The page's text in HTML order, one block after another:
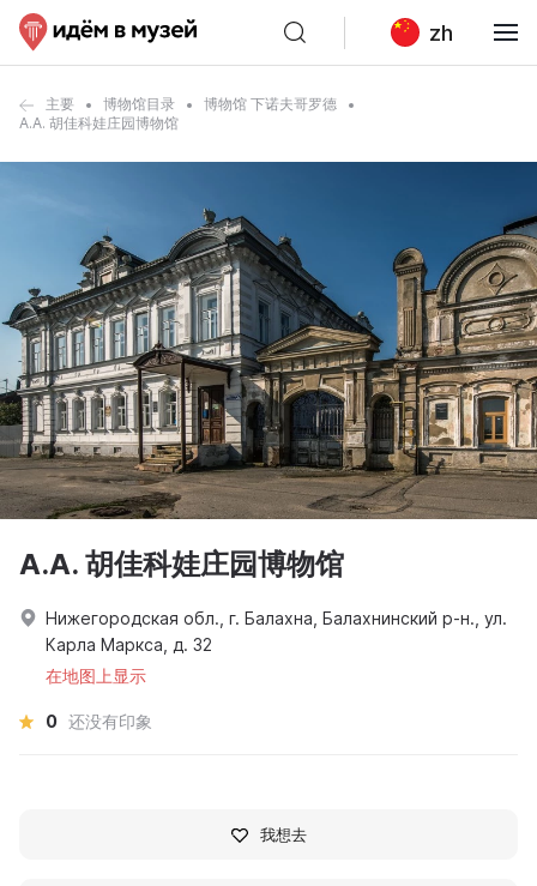
zh
主要 博物馆目录
博物馆 下诺夫哥罗德
A.A. 胡佳科娃庄园博物馆
A.A. 胡佳科娃庄园博物馆
Нижегородская обл., г. Балахна, Балахнинский р-н., ул.
Карла Маркса, д. 32
在地图上显示
0 还没有印象
我想去